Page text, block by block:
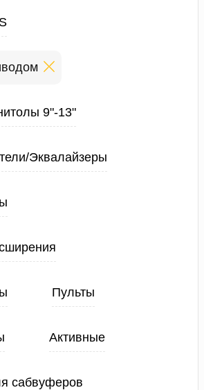
9"-13"
Эквалайзеры
Пульты
Активные
сабвуферов